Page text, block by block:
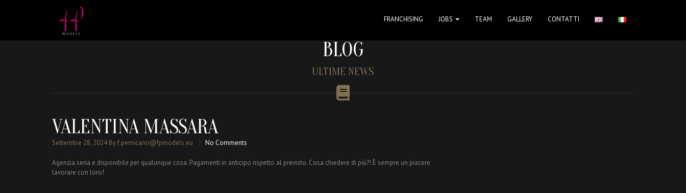
FRANCHISING JOBS TEAM GALLERY CONTATTI
BLOG
ULTIME NEWS
VALENTINA MASSARA
Settembre 28, 2024 By f.pernicano@fpmodels.eu No Comments
Agenzia seria e disponibile per qualunque cosa. Pagamenti in anticipo rispetto al previsto. Cosa chiedere di più?! È sempre un piacere
lavorare con loro!